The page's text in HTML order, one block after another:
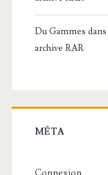
Du Gammes dans
archive RAR
MÉTA